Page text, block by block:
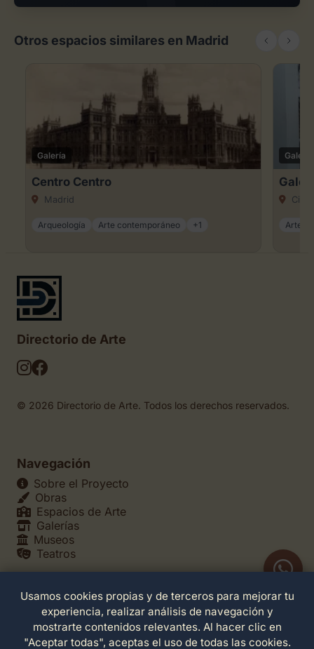
Otros espacios similares en Madrid
Galería
Centro Centro
Madrid
Arqueología Arte contemporáneo +1
Galería
Arte
Directorio de Arte
© 2026 Directorio de Arte. Todos los derechos reservados.
Navegación
Sobre el Proyecto
Obras
Espacios de Arte
Galerías
Museos
Teatros
Legales
Política de Privacidad
Política de Cookies
Usamos cookies propias y de terceros para mejorar tu
experiencia, realizar análisis de navegación y
mostrarte contenidos relevantes. Al hacer clic en
"Aceptar todas", aceptas el uso de todas las cookies.